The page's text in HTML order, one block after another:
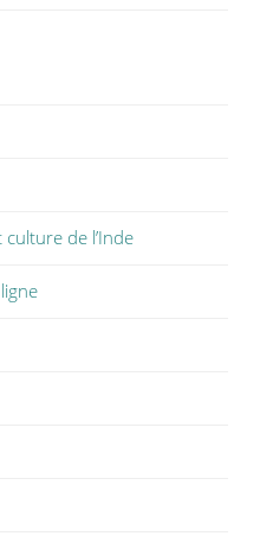
de l’Inde